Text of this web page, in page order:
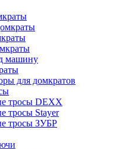
машину
для домкратов
тросы DEXX
тросы Stayer
тросы ЗУБР